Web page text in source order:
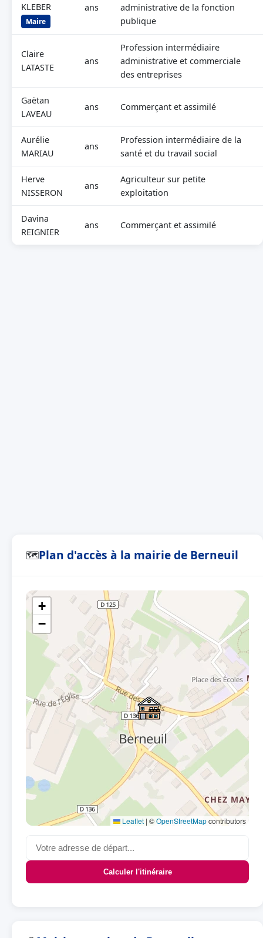
KLEBER
Maire
ans
administrative de la fonction
publique
Claire
LATASTE
ans
Profession intermédiaire
administrative et commerciale
des entreprises
Gaëtan
LAVEAU
ans Commerçant et assimilé
Aurélie
MARIAU
ans
Profession intermédiaire de la
santé et du travail social
Herve
NISSERON
ans
Agriculteur sur petite
exploitation
Davina
REIGNIER
ans Commerçant et assimilé
🗺Plan d'accès à la mairie de Berneuil
+
−
Leaflet | ©OpenStreetMapcontributors
Calculer l'itinéraire